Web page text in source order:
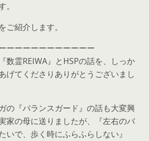
ご紹介します。
ーーーーーーーーーーー
数霊REIWA』とHSPの話を、しっか
げてくださりありがとうございまし
の『バランスガード』の話も大変興
家の母に送りましたが、『左右のバ
いで、歩く時にふらふらしない』